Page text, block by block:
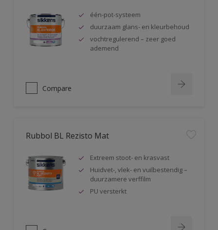
één-pot-systeem
duurzaam glans- en kleurbehoud
vochtregulerend – zeer goed
ademend
Compare
Rubbol BL Rezisto Mat
Extreem stoot- en krasvast
Huidvet-, vlek- en vuilbestendig –
duurzamere verffilm
PU versterkt